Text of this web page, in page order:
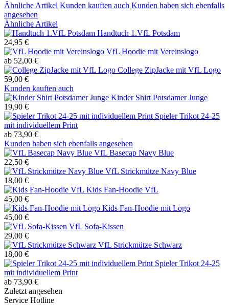
Ähnliche Artikel Kunden kauften auch Kunden haben sich ebenfalls
angesehen
Ähnliche Artikel
Handtuch 1.VfL Potsdam
24,95 €
VfL Hoodie mit Vereinslogo
ab 52,00 €
College ZipJacke mit VfL Logo
59,00 €
Kunden kauften auch
Kinder Shirt Potsdamer Junge
19,90 €
Spieler Trikot 24-25
mit individuellem Print
ab 73,90 €
Kunden haben sich ebenfalls angesehen
VfL Basecap Navy Blue
22,50 €
VfL Strickmütze Navy Blue
18,00 €
Kids Fan-Hoodie VfL
45,00 €
Kids Fan-Hoodie mit Logo
45,00 €
VfL Sofa-Kissen
29,00 €
VfL Strickmütze Schwarz
18,00 €
Spieler Trikot 24-25
mit individuellem Print
ab 73,90 €
Zuletzt angesehen
Service Hotline